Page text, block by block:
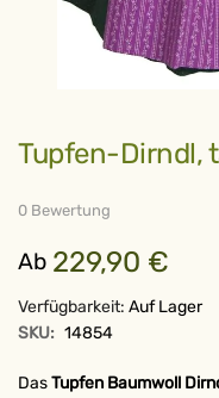
Zum
Anfang
springen
Tupfen-Dirndl,
0 Bewertung
Ab 229,90 €
Verfügbarkeit: Auf Lager
SKU: 14854
DasTupfen Baumwoll